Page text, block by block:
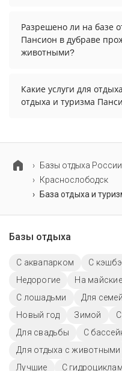
есть парковка,
бронированием у
оплачивается
Разрешено ли на базе
Пансион в дубраве
животными?
разрешено. Однако,
дополнительно.
Какие услуги для
отдыха и туризма
Базы отдыха России
Краснослободск
База отдыха и
Базы отдыха
С аквапарком С
Недорогие
На
С лошадьми
Для
Новый год
Зимой
Для свадьбы
С
Для отдыха с животными
Лучшие
С